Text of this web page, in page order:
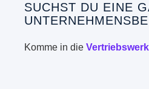
SUCHST DU EINE
Komme in die